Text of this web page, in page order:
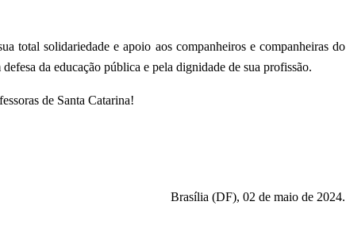
total solidariedade e apoio aos companheiros e companheiras do
da educação pública e pela dignidade de sua profissão.
de Santa Catarina!
Brasília (DF), 02 de maio de 2024.